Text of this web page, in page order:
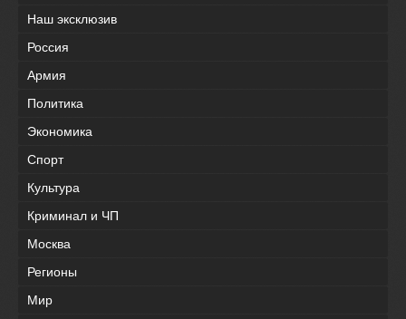
Наш эксклюзив
Россия
Армия
Политика
Экономика
Спорт
Культура
Криминал и ЧП
Москва
Регионы
Мир